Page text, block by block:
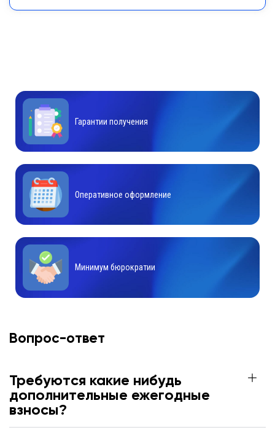
Гарантии получения
Оперативное оформление
Минимум бюрократии
Вопрос-ответ
Требуются какие нибудь
дополнительные ежегодные
взносы?